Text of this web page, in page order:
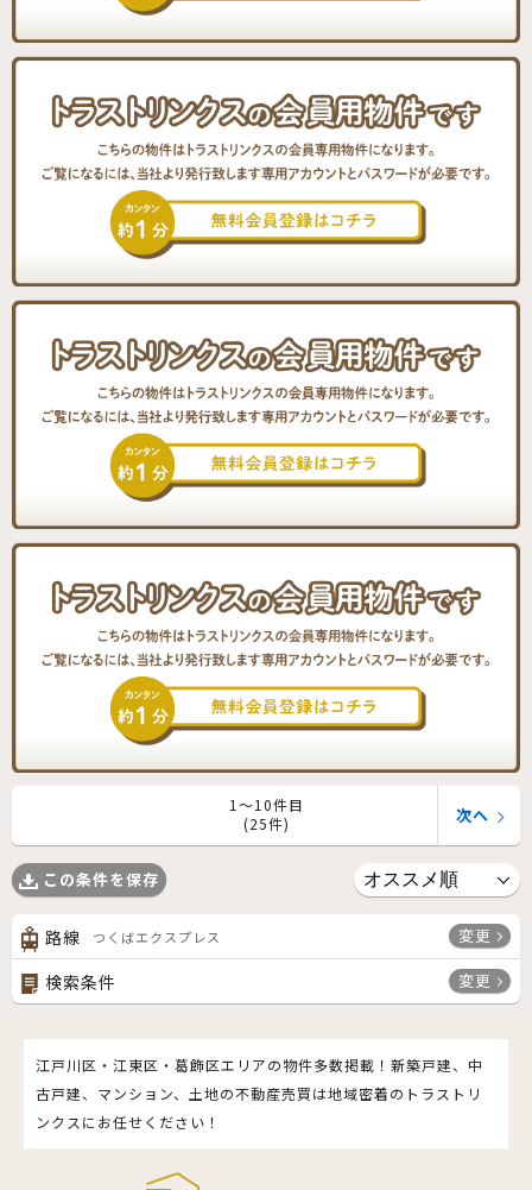
1〜10件目
(25件)
次へ
この条件を保存
路線 つくばエクスプレス 変更
検索条件 変更
江戸川区・江東区・葛飾区エリアの物件多数掲載！新築戸建、中
古戸建、マンション、土地の不動産売買は地域密着のトラストリ
ンクスにお任せください！